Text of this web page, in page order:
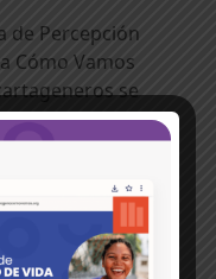
de Percepción
Cómo Vamos
se
de la ciudad.
recuperación
aún se
más alto
alcanzado en